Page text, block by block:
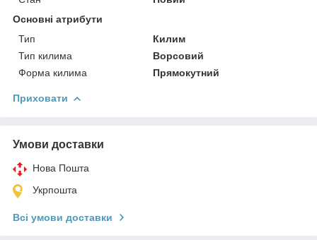
Основні атрибути
Тип
Килим
Тип килима
Ворсовий
Форма килима
Прямокутний
Приховати
Умови доставки
Нова Пошта
Укрпошта
Всі умови доставки